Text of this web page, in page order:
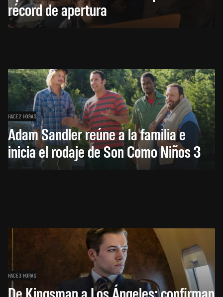
récord de apertura
HACE 2 HORAS
Adam Sandler reúne a la familia e
inicia el rodaje de Son Como Niños 3
HACE 3 HORAS